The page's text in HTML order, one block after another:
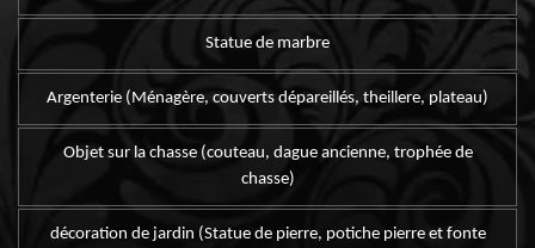
Statue de marbre
Argenterie (Ménagère, couverts dépareillés, theillere, plateau)
Objet sur la chasse (couteau, dague ancienne, trophée de
chasse)
décoration de jardin (Statue de pierre, potiche pierre et fonte